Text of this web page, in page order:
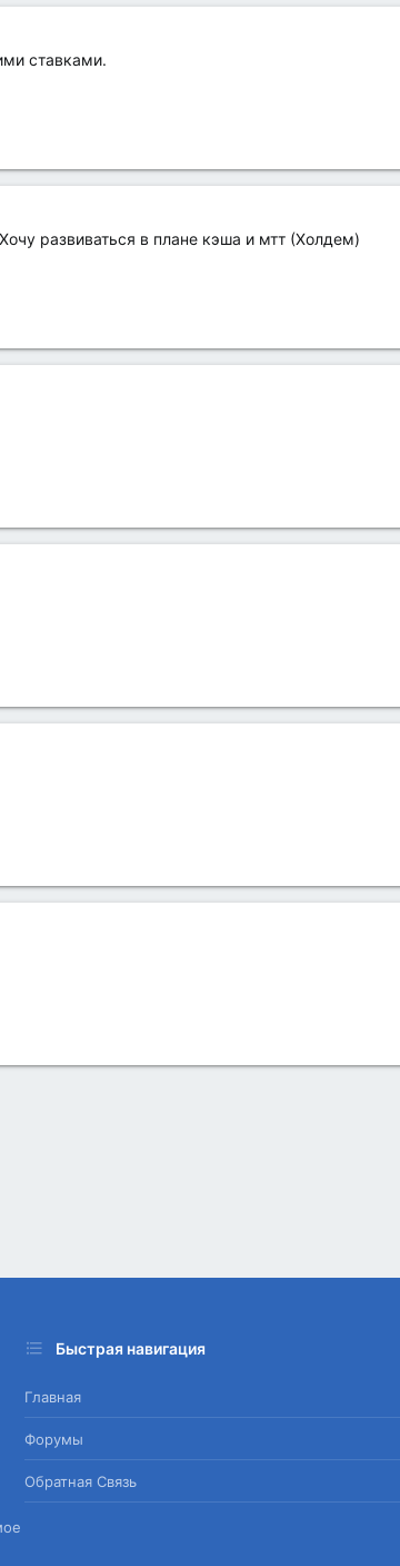
ставками.
развиваться в плане кэша и мтт (Холдем)
Быстрая навигация
Главная
Форумы
Обратная Связь